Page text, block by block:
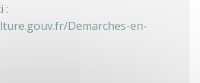
:
Demarches-en-